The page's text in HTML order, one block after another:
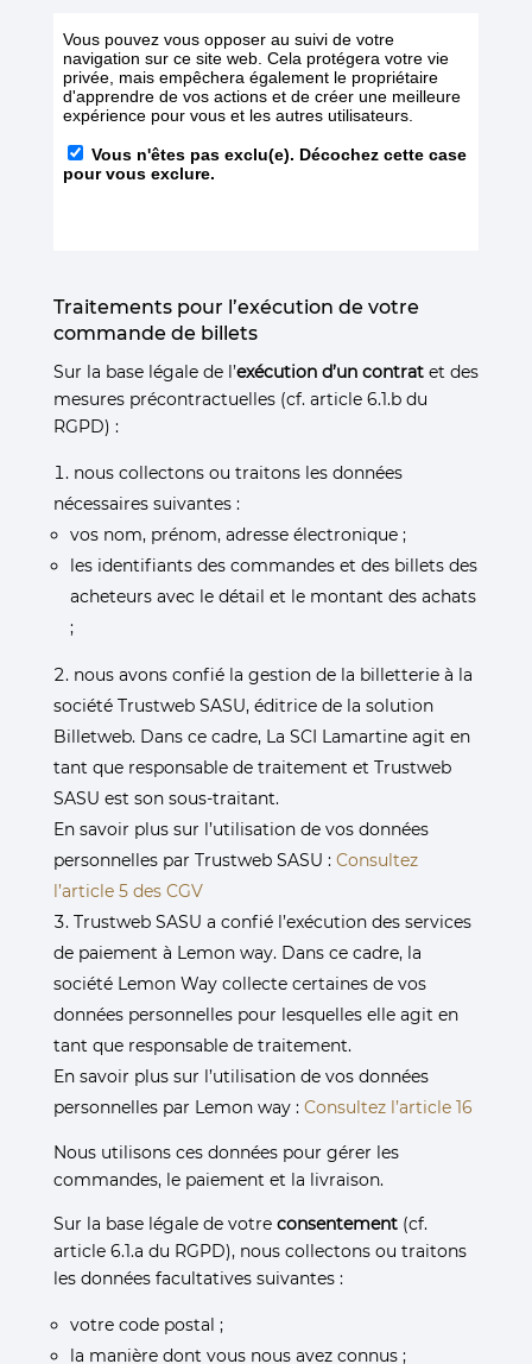
Traitements pour l’exécution de votre
commande de billets
Sur la base légale de l’exécution d’un contratet des
mesures précontractuelles (cf. article 6.1.b du
RGPD) :
nous collectons ou traitons les données
nécessaires suivantes :
vos nom, prénom, adresse électronique ;
les identifiants des commandes et des billets des
acheteurs avec le détail et le montant des achats
;
nous avons confié la gestion de la billetterie à la
société Trustweb SASU, éditrice de la solution
Billetweb. Dans ce cadre, La SCI Lamartine agit en
tant que responsable de traitement et Trustweb
SASU est son sous-traitant.
En savoir plus sur l’utilisation de vos données
personnelles par Trustweb SASU : Consultez
l’article 5 des CGV
Trustweb SASU a confié l’exécution des services
de paiement à Lemon way. Dans ce cadre, la
société Lemon Way collecte certaines de vos
données personnelles pour lesquelles elle agit en
tant que responsable de traitement.
En savoir plus sur l’utilisation de vos données
personnelles par Lemon way : Consultez l’article 16
Nous utilisons ces données pour gérer les
commandes, le paiement et la livraison.
Sur la base légale de votre consentement(cf.
article 6.1.a du RGPD), nous collectons ou traitons
les données facultatives suivantes :
votre code postal ;
la manière dont vous nous avez connus ;